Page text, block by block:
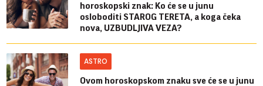
horoskopski znak: Ko će se u junu
osloboditi STAROG TERETA, a koga čeka
nova, UZBUDLJIVA VEZA?
ASTRO
Ovom horoskopskom znaku sve će se u junu